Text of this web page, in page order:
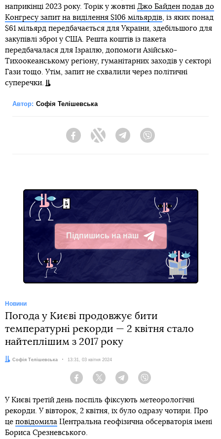
наприкінці 2023 року. Торік у жовтні Джо Байден подав до
Конгресу запит на виділення $106 мільярдів , із яких понад
$61 мільярд передбачається для України, здебільшого для
закупівлі зброї у США. Решта коштів із пакета
передбачалася для Ізраїлю, допомоги Азійсько-
Тихоокеанському регіону, гуманітарних заходів у секторі
Гази тощо. Утім, запит не схвалили через політичні
суперечки.
Автор: Софія Телішевська
FacebookTwitter Telegram
Підпишись на наш
Telegram
Новини
Погода у Києві продовжує бити
температурні рекорди — 2 квітня стало
найтеплішим з 2017 року
Автор:
Софія Телішевська Дата:
13:31, 03 квітня 2024
Facebook Twitter Telegram
У Києві третій день поспіль фіксують метеорологічні
рекорди. У вівторок, 2 квітня, їх було одразу чотири. Про
це повідомила Центральна геофізична обсерваторія імені
Бориса Срезневського.